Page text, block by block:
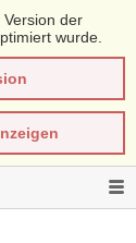
der
wurde.